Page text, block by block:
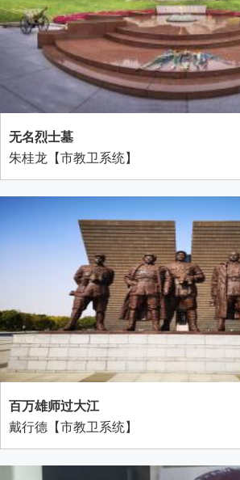
无名烈士墓
朱桂龙【市教卫系统】
百万雄师过大江
戴行德【市教卫系统】